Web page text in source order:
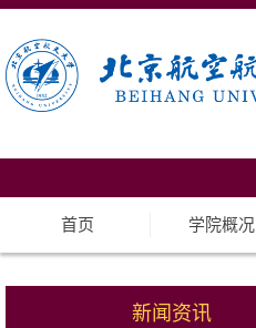
首页 学院概况
新闻资讯